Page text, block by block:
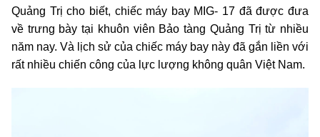
Quảng Trị cho biết, chiếc máy bay MIG- 17 đã được đưa
về trưng bày tại khuôn viên Bảo tàng Quảng Trị từ nhiều
năm nay. Và lịch sử của chiếc máy bay này đã gắn liền với
rất nhiều chiến công của lực lượng không quân Việt Nam.